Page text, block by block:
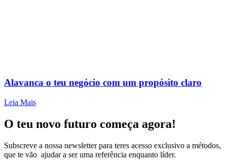
Alavanca o teu negócio com um propósito claro
Leia Mais
O teu novo futuro começa agora!
Subscreve a nossa newsletter para teres acesso exclusivo a métodos,
que te vão ajudar a ser uma referência enquanto líder.